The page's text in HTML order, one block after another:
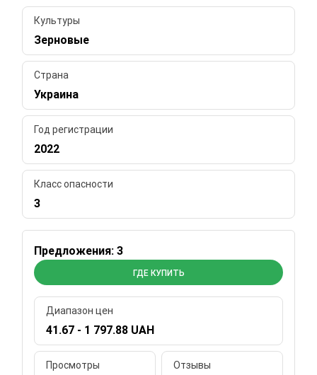
Культуры
Зерновые
Страна
Украина
Год регистрации
2022
Класс опасности
3
Предложения: 3
ГДЕ КУПИТЬ
Диапазон цен
41.67 - 1 797.88 UAH
Просмотры Отзывы